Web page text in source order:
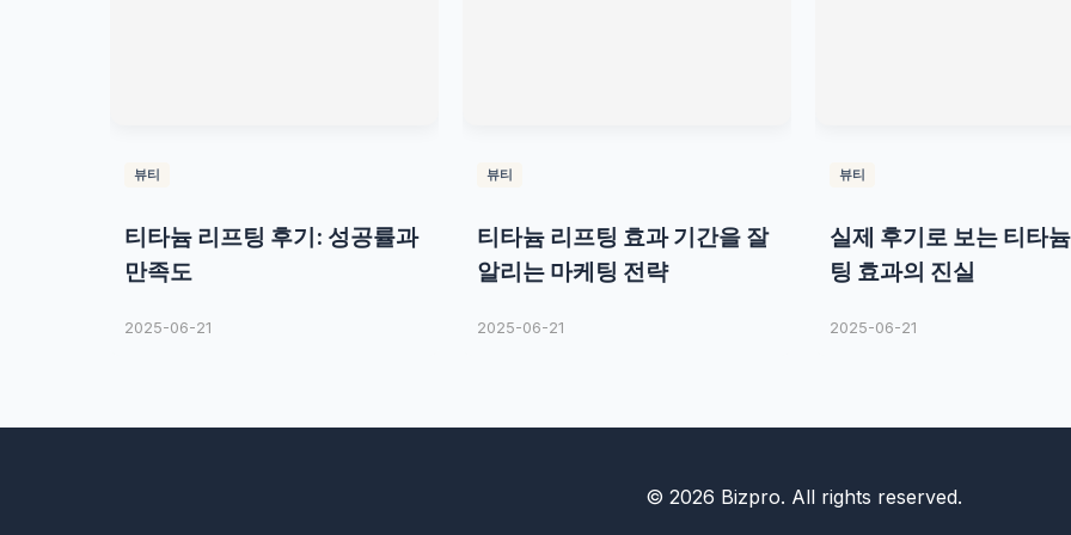
뷰티
티타늄 리프팅 후기: 성공률과
만족도
2025-06-21
뷰티
티타늄 리프팅 효과 기간을 잘
알리는 마케팅 전략
2025-06-21
뷰티
실제 후기로 보는 티타
팅 효과의 진실
2025-06-21
© 2026 Bizpro. All rights reserved.